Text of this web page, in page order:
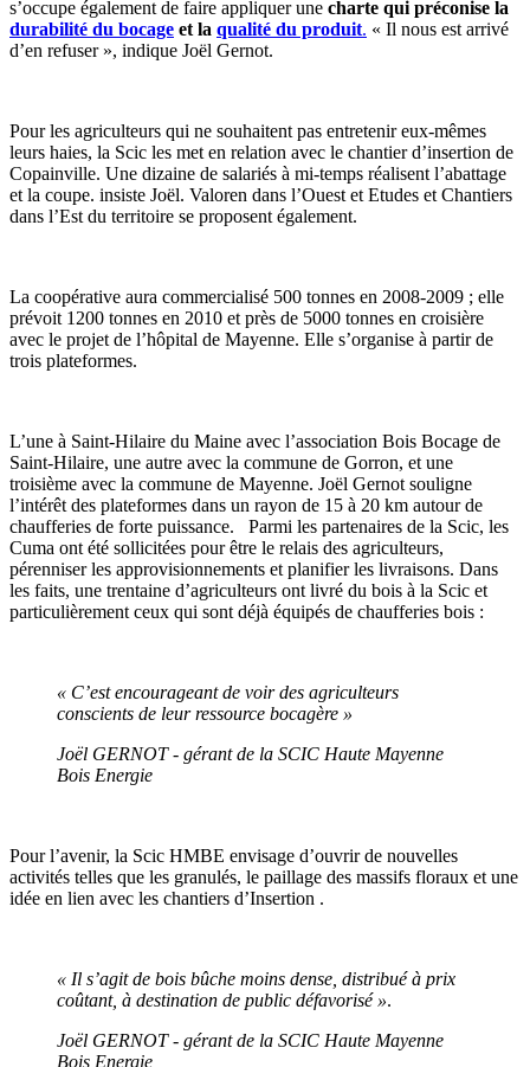
s’occupe également de faire appliquer une charte qui préconise la
durabilité du bocage et la qualité du produit. « Il nous est arrivé
d’en refuser », indique Joël Gernot.
Pour les agriculteurs qui ne souhaitent pas entretenir eux-mêmes
leurs haies, la Scic les met en relation avec le chantier d’insertion de
Copainville. Une dizaine de salariés à mi-temps réalisent l’abattage
et la coupe. insiste Joël. Valoren dans l’Ouest et Etudes et Chantiers
dans l’Est du territoire se proposent également.
La coopérative aura commercialisé 500 tonnes en 2008-2009 ; elle
prévoit 1200 tonnes en 2010 et près de 5000 tonnes en croisière
avec le projet de l’hôpital de Mayenne. Elle s’organise à partir de
trois plateformes.
L’une à Saint-Hilaire du Maine avec l’association Bois Bocage de
Saint-Hilaire, une autre avec la commune de Gorron, et une
troisième avec la commune de Mayenne. Joël Gernot souligne
l’intérêt des plateformes dans un rayon de 15 à 20 km autour de
chaufferies de forte puissance. Parmi les partenaires de la Scic, les
Cuma ont été sollicitées pour être le relais des agriculteurs,
pérenniser les approvisionnements et planifier les livraisons. Dans
les faits, une trentaine d’agriculteurs ont livré du bois à la Scic et
particulièrement ceux qui sont déjà équipés de chaufferies bois :
« C’est encourageant de voir des agriculteurs
conscients de leur ressource bocagère »
Joël GERNOT - gérant de la SCIC Haute Mayenne
Bois Energie
Pour l’avenir, la Scic HMBE envisage d’ouvrir de nouvelles
activités telles que les granulés, le paillage des massifs floraux et une
idée en lien avec les chantiers d’Insertion .
« Il s’agit de bois bûche moins dense, distribué à prix
coûtant, à destination de public défavorisé ».
Joël GERNOT - gérant de la SCIC Haute Mayenne
Bois Energie